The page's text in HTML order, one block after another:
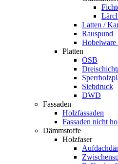
Latten /
Rauspund
Hobelware
Platten
OSB
Siebdruck
DWD
Fassaden
Holzfassaden
Fassaden nicht
Dämmstoffe
Holzfaser